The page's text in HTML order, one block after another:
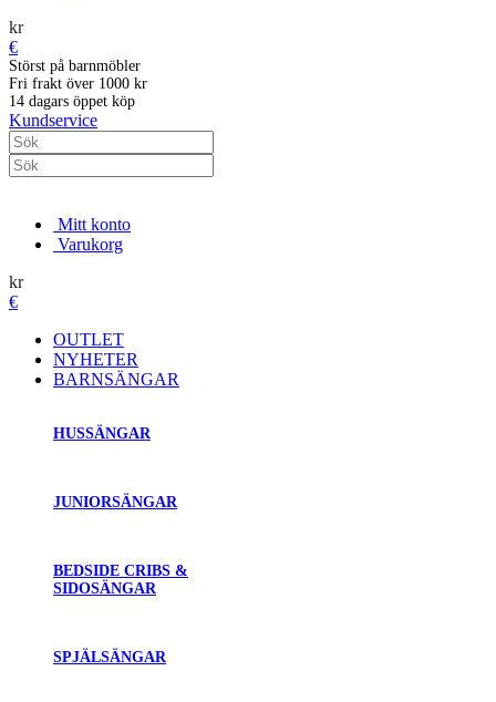
kr
€
Störst på barnmöbler
Fri frakt över 1000 kr
14 dagars öppet köp
Kundservice
Mitt konto
Varukorg
kr
€
OUTLET
NYHETER
BARNSÄNGAR
HUSSÄNGAR
JUNIORSÄNGAR
BEDSIDE CRIBS &
SIDOSÄNGAR
SPJÄLSÄNGAR